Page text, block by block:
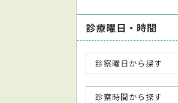
診療曜日・時間
診察曜日から探す
診察時間から探す